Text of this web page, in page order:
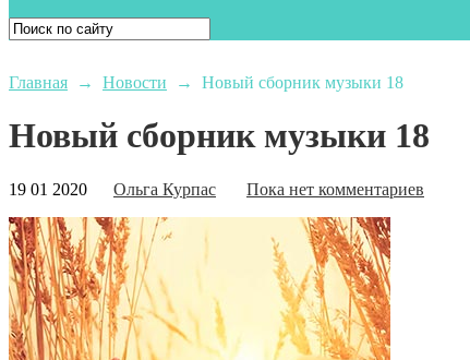
Главная → Новости → Новый сборник музыки 18
Новый сборник музыки 18
19 01 2020 Ольга Курпас Пока нет комментариев